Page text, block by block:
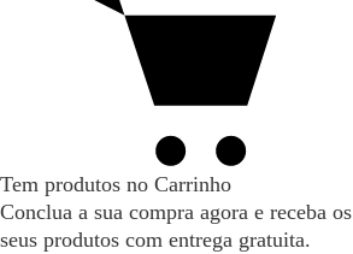
Tem produtos no Carrinho
Conclua a sua compra agora e receba os
seus produtos com entrega gratuita.